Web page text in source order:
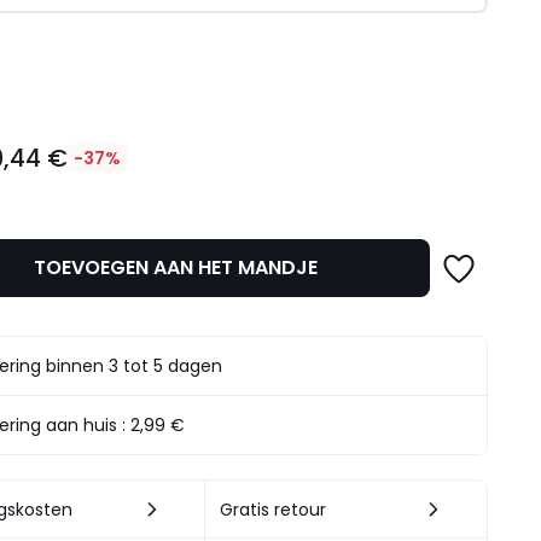
€ -37%
TOEVOEGEN AAN HET MANDJE
binnen 3 tot 5 dagen
aan huis :2,99 €
Gratis retour